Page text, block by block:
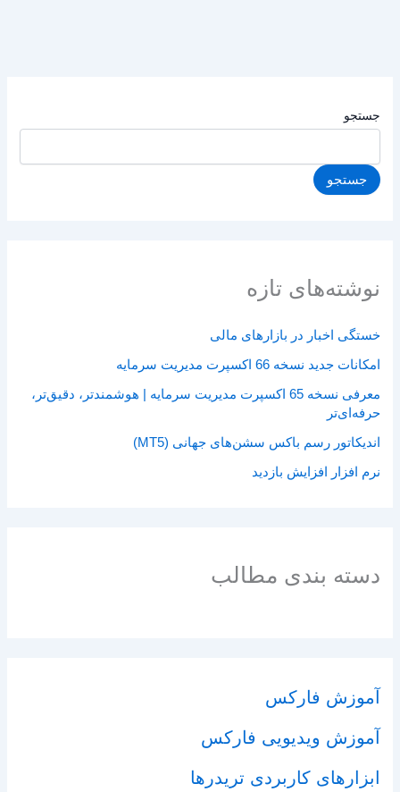
جستجو
جستجو
نوشته‌های تازه
خستگی اخبار در بازارهای مالی
امکانات جدید نسخه 66 اکسپرت مدیریت سرمایه
معرفی نسخه 65 اکسپرت مدیریت سرمایه | هوشمندتر، دقیق‌تر،
حرفه‌ای‌تر
اندیکاتور رسم باکس سشن‌های جهانی (MT5)
نرم افزار افزایش بازدید
دسته بندی مطالب
آموزش فارکس
آموزش ویدیویی فارکس
ابزارهای کاربردی تریدرها